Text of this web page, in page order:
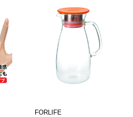
FORLIFE